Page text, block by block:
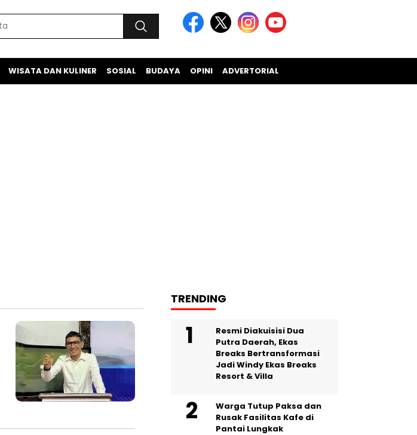
WISATA DAN KULINER SOSIAL BUDAYA OPINI ADVERTORIAL
TRENDING
Resmi Diakuisisi Dua
Putra Daerah, Ekas
Breaks Bertransformasi
Jadi Windy Ekas Breaks
Resort & Villa
Warga Tutup Paksa dan
Rusak Fasilitas Kafe di
Pantai Lungkak